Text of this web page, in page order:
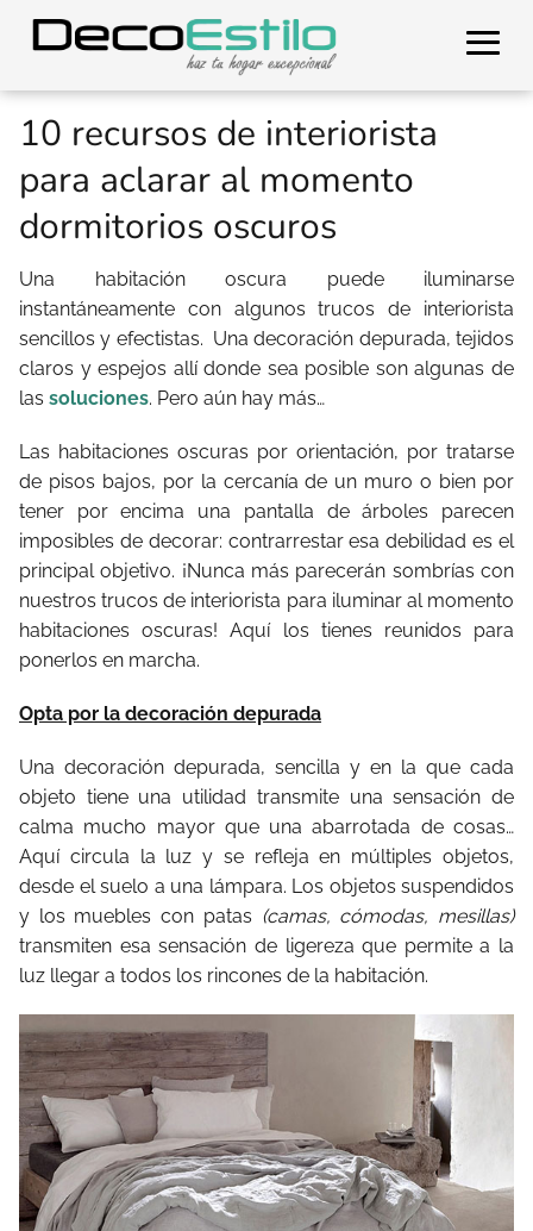
10 recursos de interiorista
para aclarar al momento
dormitorios oscuros
Una habitación oscura puede iluminarse
instantáneamente con algunos trucos de interiorista
sencillos y efectistas. Una decoración depurada, tejidos
claros y espejos allí donde sea posible son algunas de
las soluciones. Pero aún hay más…
Las habitaciones oscuras por orientación, por tratarse
de pisos bajos, por la cercanía de un muro o bien por
tener por encima una pantalla de árboles parecen
imposibles de decorar: contrarrestar esa debilidad es el
principal objetivo. ¡Nunca más parecerán sombrías con
nuestros trucos de interiorista para iluminar al momento
habitaciones oscuras! Aquí los tienes reunidos para
ponerlos en marcha.
Opta por la decoración depurada
Una decoración depurada, sencilla y en la que cada
objeto tiene una utilidad transmite una sensación de
calma mucho mayor que una abarrotada de cosas…
Aquí circula la luz y se refleja en múltiples objetos,
desde el suelo a una lámpara. Los objetos suspendidos
y los muebles con patas (camas, cómodas, mesillas)
transmiten esa sensación de ligereza que permite a la
luz llegar a todos los rincones de la habitación.